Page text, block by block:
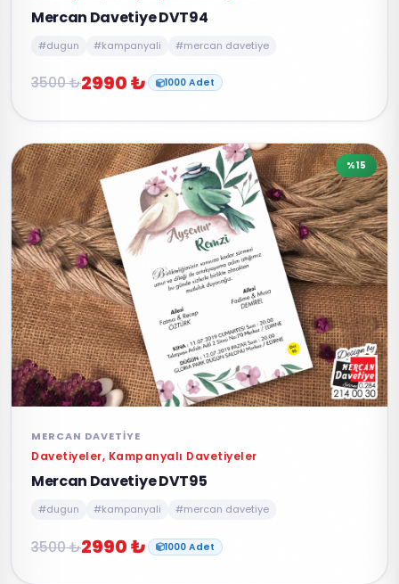
Mercan Davetiye DVT94
#dugun #kampanyali #mercan davetiye
3500 ₺2990 ₺ 1000 Adet
%15
MERCAN DAVETIYE
Davetiyeler, Kampanyalı Davetiyeler
Mercan Davetiye DVT95
#dugun #kampanyali #mercan davetiye
3500 ₺2990 ₺ 1000 Adet